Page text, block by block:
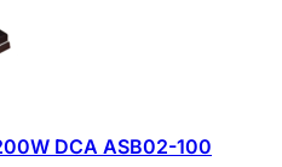
DCA ASB02-100